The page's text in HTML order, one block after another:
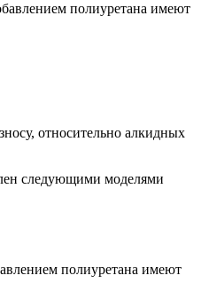
полиуретана имеют
относительно алкидных
следующими моделями
полиуретана имеют